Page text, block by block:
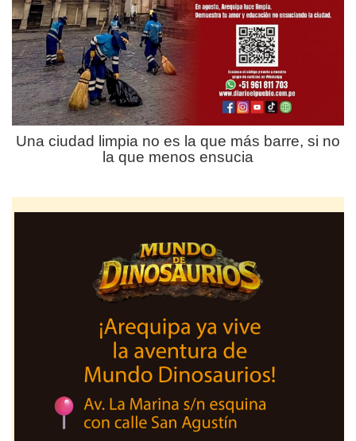
Una ciudad limpia no es la que más barre, si no
la que menos ensucia